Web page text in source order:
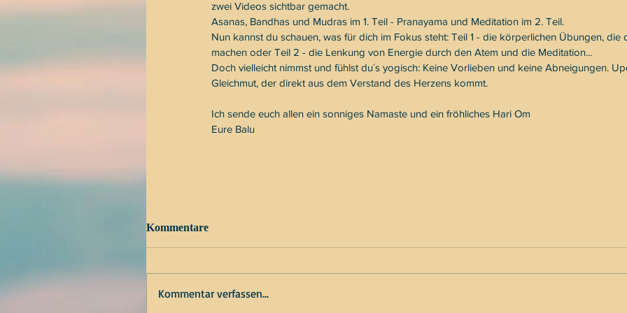
zwei Videos sichtbar gemacht.
Asanas, Bandhas und Mudras im 1. Teil - Pranayama und Meditation im 2. Teil.
Nun kannst du schauen, was für dich im Fokus steht: Teil 1 - die körperlichen Übungen,
machen oder Teil 2 - die Lenkung von Energie durch den Atem und die Meditation...
Doch vielleicht nimmst und fühlst du´s yogisch: Keine Vorlieben und keine Abneigungen.
Gleichmut, der direkt aus dem Verstand des Herzens kommt.
Ich sende euch allen ein sonniges Namaste und ein fröhliches Hari Om
Eure Balu
Kommentare
Kommentar verfassen...